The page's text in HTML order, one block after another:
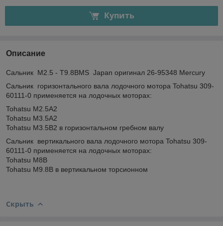
Купить
Описание
Сальник M2.5 - T9.8BMS Japan оригинал 26-95348 Mercury
Сальник горизонтального вала лодочного мотора Tohatsu 309-
60111-0 применяется на лодочных моторах:
Tohatsu M2.5A2
Tohatsu M3.5A2
Tohatsu M3.5B2 в горизонтальном гребном валу
Сальник вертикального вала лодочного мотора Tohatsu 309-
60111-0 применяется на лодочных моторах:
Tohatsu M8B
Tohatsu M9.8B в вертикальном торсионном
Скрыть